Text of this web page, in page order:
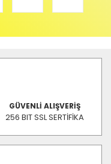
GÜVENLİ ALIŞVERİŞ
256 BIT SSL SERTİFİKA